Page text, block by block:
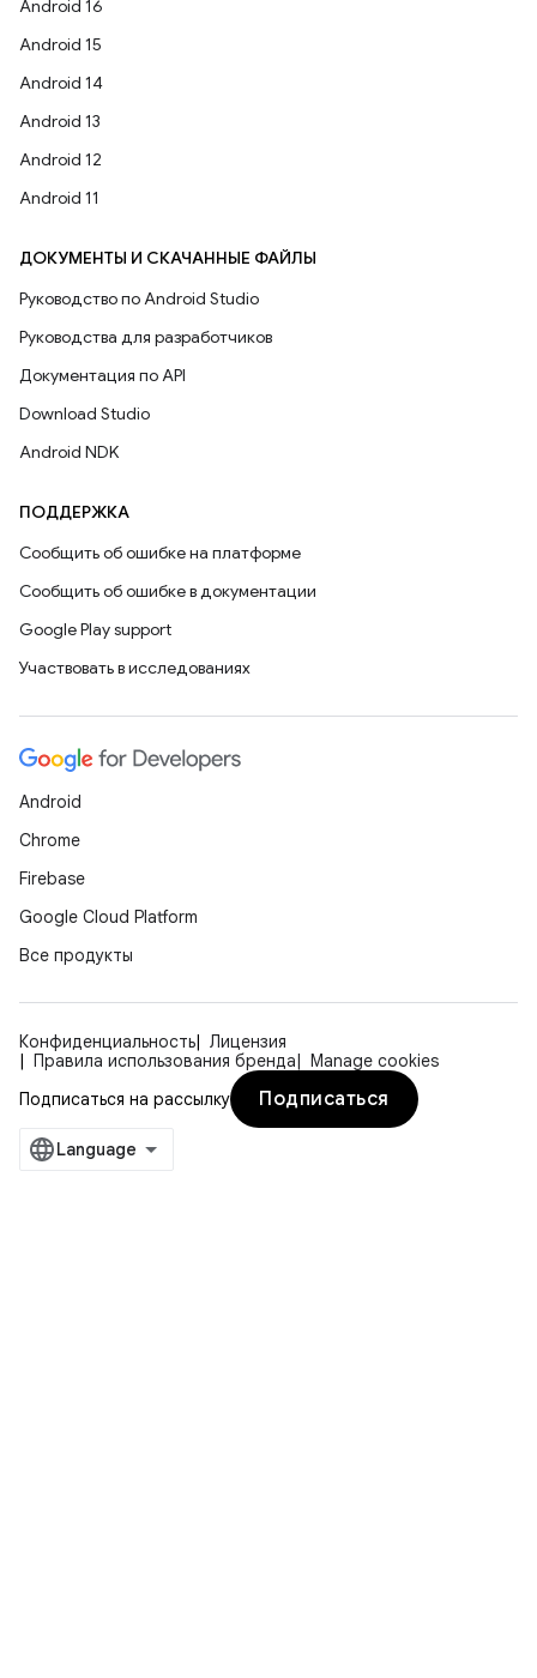
Android 16
Android 15
Android 14
Android 13
Android 12
Android 11
ДОКУМЕНТЫ И СКАЧАННЫЕ ФАЙЛЫ
Руководство по Android Studio
Руководства для разработчиков
Документация по API
Download Studio
Android NDK
ПОДДЕРЖКА
Сообщить об ошибке на платформе
Сообщить об ошибке в документации
Google Play support
Участвовать в исследованиях
Android
Chrome
Firebase
Google Cloud Platform
Все продукты
Конфиденциальность
Лицензия
Правила использования бренда
Manage cookies
Подписаться на рассылку
Подписаться